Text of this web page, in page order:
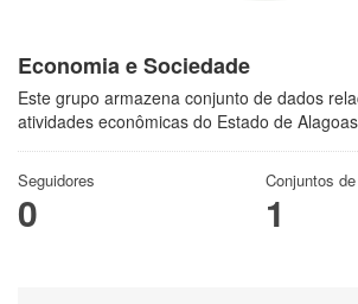
Economia e Sociedade
Este grupo armazena conjunto de dados
atividades econômicas do Estado de
Seguidores
0
Conjuntos
1